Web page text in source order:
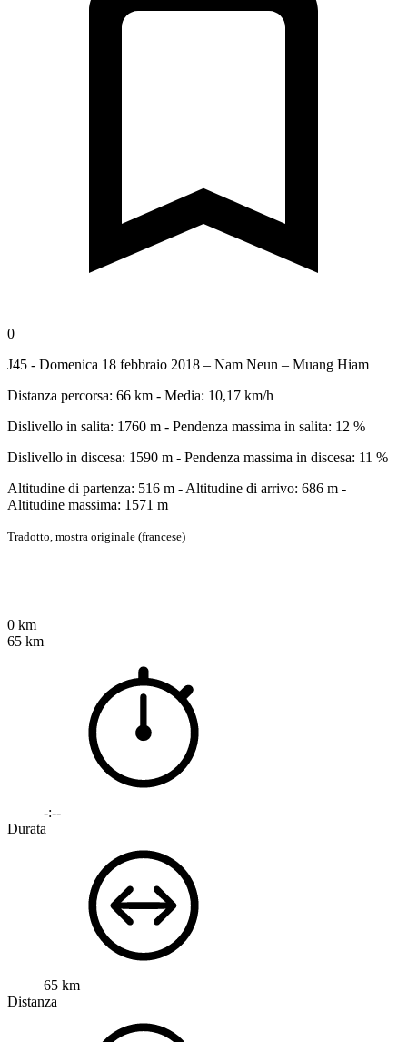
0
J45 - Domenica 18 febbraio 2018 – Nam Neun – Muang Hiam
Distanza percorsa: 66 km - Media: 10,17 km/h
Dislivello in salita: 1760 m - Pendenza massima in salita: 12 %
Dislivello in discesa: 1590 m - Pendenza massima in discesa: 11 %
Altitudine di partenza: 516 m - Altitudine di arrivo: 686 m -
Altitudine massima: 1571 m
Tradotto, mostra originale (francese)
0 km
65 km
-:--
Durata
65 km
Distanza